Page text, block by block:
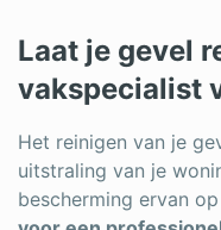
Laat je gevel
vakspecialist
Het reinigen van je
uitstraling van je
bescherming ervan